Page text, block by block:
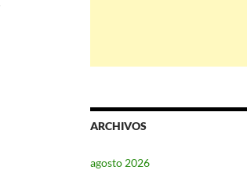
ARCHIVOS
agosto 2026